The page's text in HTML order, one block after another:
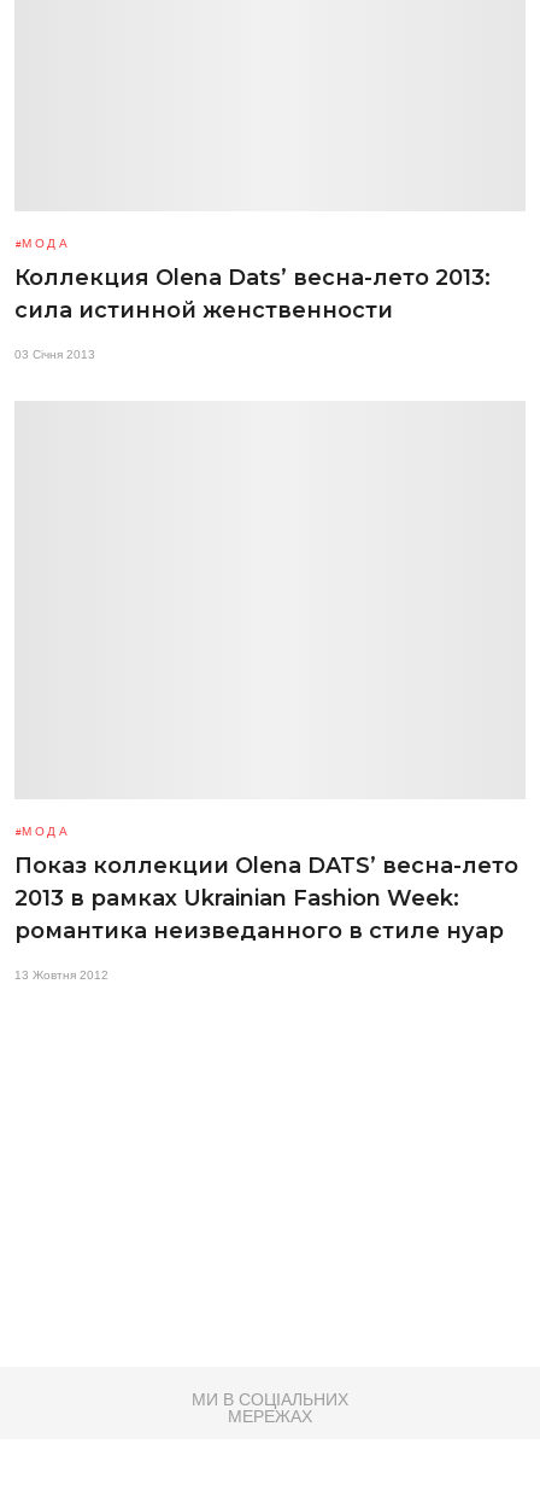
МОДА
Коллекция Olena Dats’ весна-лето 2013:
сила истинной женственности
03 Січня 2013
МОДА
Показ коллекции Olena DATS’ весна-лето
2013 в рамках Ukrainian Fashion Week:
романтика неизведанного в стиле нуар
13 Жовтня 2012
МИ В СОЦІАЛЬНИХ
МЕРЕЖАХ